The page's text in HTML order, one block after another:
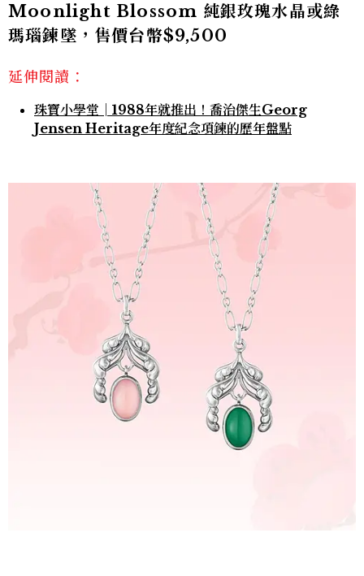
Moonlight Blossom 純銀玫瑰水晶或綠
瑪瑙鍊墜，售價台幣$9,500
延伸閱讀：
珠寶小學堂│1988年就推出！喬治傑生Georg
Jensen Heritage年度紀念項鍊的歷年盤點